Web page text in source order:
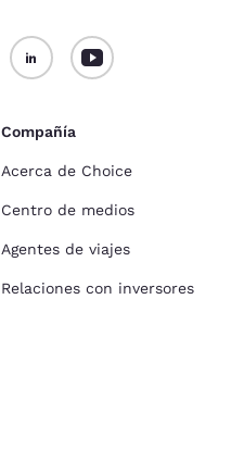
Compañía
Acerca de Choice
Centro de medios
Agentes de viajes
Relaciones con inversores